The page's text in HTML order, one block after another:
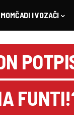
MOMČADI I VOZAČI